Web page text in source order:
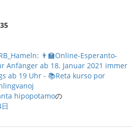
👨‍🏫Online-Esperanto-
Anfänger ab 18. Januar 2021 immer
ab 19 Uhr - 📚Reta kurso por
hipopotamoの